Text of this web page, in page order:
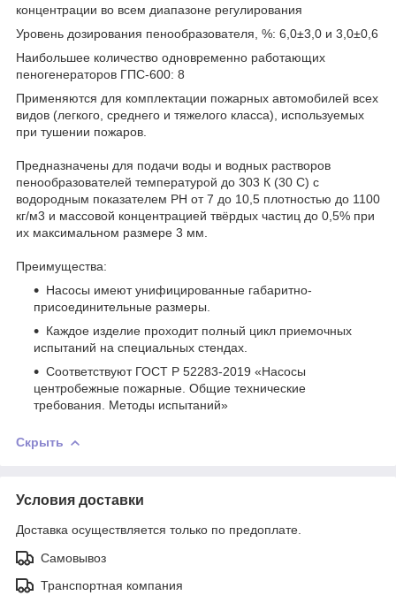
концентрации во всем диапазоне регулирования
Уровень дозирования пенообразователя, %: 6,0±3,0 и 3,0±0,6
Наибольшее количество одновременно работающих
пеногенераторов ГПС-600: 8
Применяются для комплектации пожарных автомобилей всех
видов (легкого, среднего и тяжелого класса), используемых
при тушении пожаров.
Предназначены для подачи воды и водных растворов
пенообразователей температурой до 303 К (30 С) с
водородным показателем РН от 7 до 10,5 плотностью до 1100
кг/м3 и массовой концентрацией твёрдых частиц до 0,5% при
их максимальном размере 3 мм.
Преимущества:
Насосы имеют унифицированные габаритно-
присоединительные размеры.
Каждое изделие проходит полный цикл приемочных
испытаний на специальных стендах.
Соответствуют ГОСТ Р 52283-2019 «Насосы
центробежные пожарные. Общие технические
требования. Методы испытаний»
Скрыть
Условия доставки
Доставка осуществляется только по предоплате.
Самовывоз
Транспортная компания